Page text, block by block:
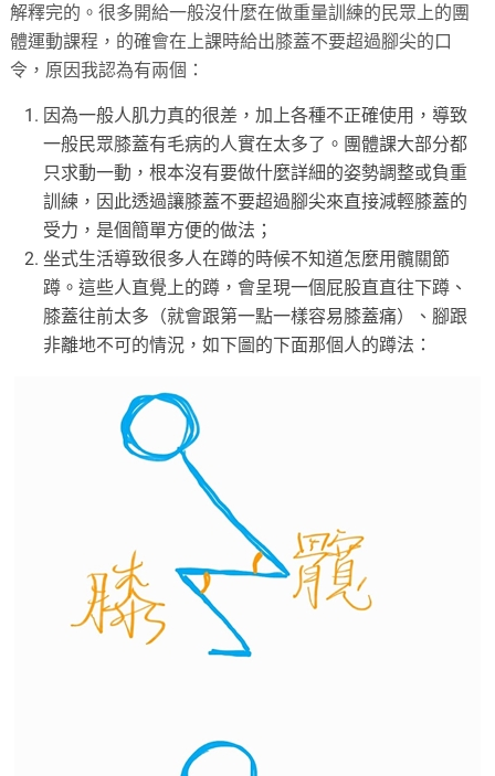
解釋完的。很多開給一般沒什麼在做重量訓練的民眾上的團
體運動課程，的確會在上課時給出膝蓋不要超過腳尖的口
令，原因我認為有兩個：
因為一般人肌力真的很差，加上各種不正確使用，導致
一般民眾膝蓋有毛病的人實在太多了。團體課大部分都
只求動一動，根本沒有要做什麼詳細的姿勢調整或負重
訓練，因此透過讓膝蓋不要超過腳尖來直接減輕膝蓋的
受力，是個簡單方便的做法；
坐式生活導致很多人在蹲的時候不知道怎麼用髖關節
蹲。這些人直覺上的蹲，會呈現一個屁股直直往下蹲、
膝蓋往前太多（就會跟第一點一樣容易膝蓋痛）、腳跟
非離地不可的情況，如下圖的下面那個人的蹲法：